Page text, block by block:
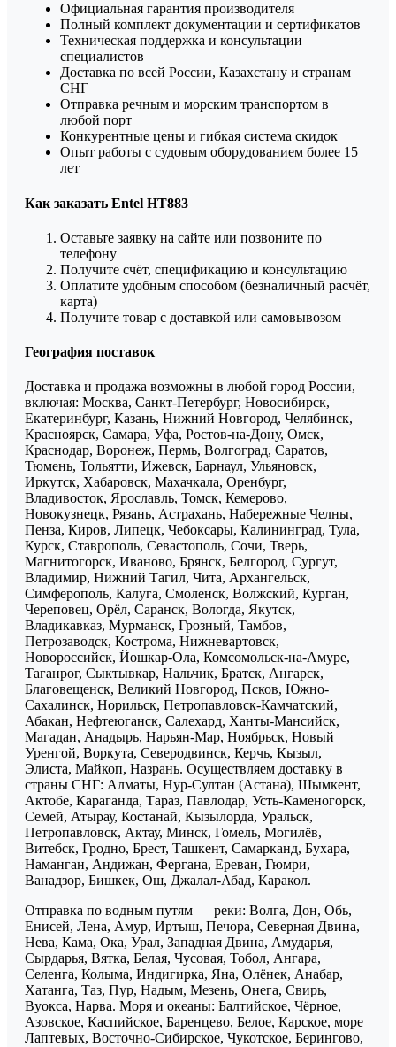
Официальная гарантия производителя
Полный комплект документации и сертификатов
Техническая поддержка и консультации
специалистов
Доставка по всей России, Казахстану и странам
СНГ
Отправка речным и морским транспортом в
любой порт
Конкурентные цены и гибкая система скидок
Опыт работы с судовым оборудованием более 15
лет
Как заказать Entel HT883
Оставьте заявку на сайте или позвоните по
телефону
Получите счёт, спецификацию и консультацию
Оплатите удобным способом (безналичный расчёт,
карта)
Получите товар с доставкой или самовывозом
География поставок
Доставка и продажа возможны в любой город России,
включая: Москва, Санкт-Петербург, Новосибирск,
Екатеринбург, Казань, Нижний Новгород, Челябинск,
Красноярск, Самара, Уфа, Ростов-на-Дону, Омск,
Краснодар, Воронеж, Пермь, Волгоград, Саратов,
Тюмень, Тольятти, Ижевск, Барнаул, Ульяновск,
Иркутск, Хабаровск, Махачкала, Оренбург,
Владивосток, Ярославль, Томск, Кемерово,
Новокузнецк, Рязань, Астрахань, Набережные Челны,
Пенза, Киров, Липецк, Чебоксары, Калининград, Тула,
Курск, Ставрополь, Севастополь, Сочи, Тверь,
Магнитогорск, Иваново, Брянск, Белгород, Сургут,
Владимир, Нижний Тагил, Чита, Архангельск,
Симферополь, Калуга, Смоленск, Волжский, Курган,
Череповец, Орёл, Саранск, Вологда, Якутск,
Владикавказ, Мурманск, Грозный, Тамбов,
Петрозаводск, Кострома, Нижневартовск,
Новороссийск, Йошкар-Ола, Комсомольск-на-Амуре,
Таганрог, Сыктывкар, Нальчик, Братск, Ангарск,
Благовещенск, Великий Новгород, Псков, Южно-
Сахалинск, Норильск, Петропавловск-Камчатский,
Абакан, Нефтеюганск, Салехард, Ханты-Мансийск,
Магадан, Анадырь, Нарьян-Мар, Ноябрьск, Новый
Уренгой, Воркута, Северодвинск, Керчь, Кызыл,
Элиста, Майкоп, Назрань. Осуществляем доставку в
страны СНГ: Алматы, Нур-Султан (Астана), Шымкент,
Актобе, Караганда, Тараз, Павлодар, Усть-Каменогорск,
Семей, Атырау, Костанай, Кызылорда, Уральск,
Петропавловск, Актау, Минск, Гомель, Могилёв,
Витебск, Гродно, Брест, Ташкент, Самарканд, Бухара,
Наманган, Андижан, Фергана, Ереван, Гюмри,
Ванадзор, Бишкек, Ош, Джалал-Абад, Каракол.
Отправка по водным путям — реки: Волга, Дон, Обь,
Енисей, Лена, Амур, Иртыш, Печора, Северная Двина,
Нева, Кама, Ока, Урал, Западная Двина, Амударья,
Сырдарья, Вятка, Белая, Чусовая, Тобол, Ангара,
Селенга, Колыма, Индигирка, Яна, Олёнек, Анабар,
Хатанга, Таз, Пур, Надым, Мезень, Онега, Свирь,
Вуокса, Нарва. Моря и океаны: Балтийское, Чёрное,
Азовское, Каспийское, Баренцево, Белое, Карское, море
Лаптевых, Восточно-Сибирское, Чукотское, Берингово,